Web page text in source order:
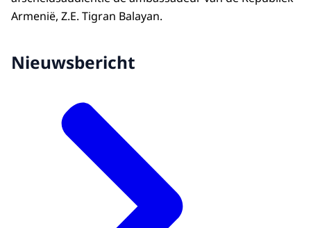
Armenië, Z.E. Tigran Balayan.
Nieuwsbericht